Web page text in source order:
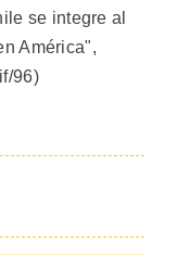
se integre al
América",
96)